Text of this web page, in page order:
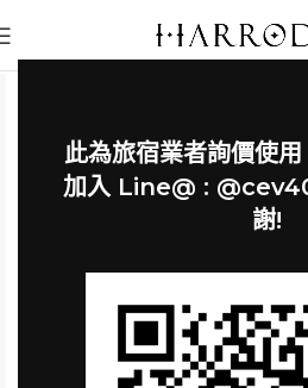
此為旅宿業者詢價使
加入 Line@ :
謝!